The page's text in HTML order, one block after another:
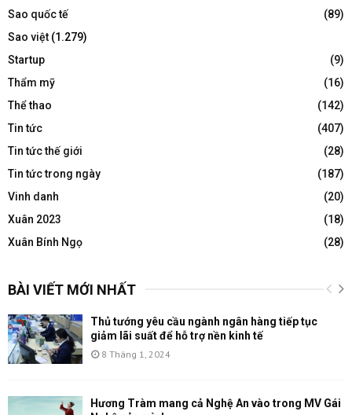
Sao quốc tế
(89)
Sao việt (1.279)
Startup
(9)
Thẩm mỹ
(16)
Thể thao
(142)
Tin tức
(407)
Tin tức thế giới
(28)
Tin tức trong ngày
(187)
Vinh danh
(20)
Xuân 2023
(18)
Xuân Bính Ngọ
(28)
BÀI VIẾT MỚI NHẤT
Thủ tướng yêu cầu ngành ngân hàng tiếp tục
giảm lãi suất để hỗ trợ nền kinh tế
8 Tháng 1, 2024
Hương Tràm mang cả Nghệ An vào trong MV Gái